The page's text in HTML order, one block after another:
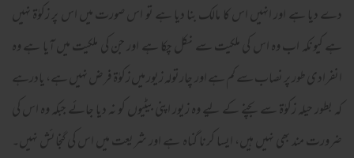
دے دیا ہے اور انہیں اس کا مالک بنا دیا ہے تو اس صورت میں اس پر زکوٰۃ نہیں
ہے کیونکہ اب وہ اس کی ملکیت سے نکل چکا ہے اور جن کی ملکیت میں آیا ہے وہ
انفرادی طور پر نصاب سے کم ہے اور چارتولہ زیور میں زکوٰۃ فرض نہیں ہے، یادرہے
کہ بطور حیلہ زکوٰۃ سے بچنے کے لیے وہ زیور اپنی بیٹیوں کو نہ دیا جائے جبکہ وہ اس کی
ضرورت مند بھی نہیں ہیں، ایسا کرنا گناہ ہے اور شریعت میں اس کی گنجائش نہیں۔